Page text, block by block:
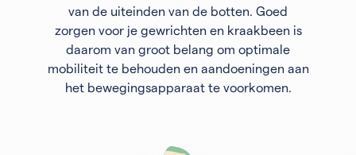
van de uiteinden van de botten. Goed
zorgen voor je gewrichten en kraakbeen is
daarom van groot belang om optimale
mobiliteit te behouden en aandoeningen aan
het bewegingsapparaat te voorkomen.